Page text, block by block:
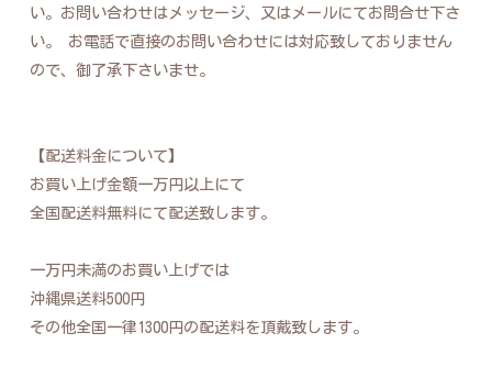
い。お問い合わせはメッセージ、又はメールにてお問合せ下さ
い。 お電話で直接のお問い合わせには対応致しておりません
ので、御了承下さいませ。
【配送料金について】
お買い上げ金額一万円以上にて
全国配送料無料にて配送致します。
一万円未満のお買い上げでは
沖縄県送料500円
その他全国一律1300円の配送料を頂戴致します。